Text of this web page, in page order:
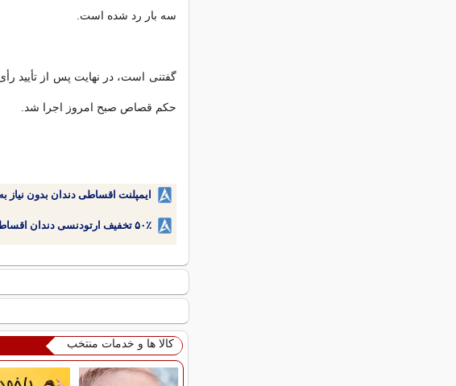
سه بار رد شده است.
گفتنی است، در نهایت پس از تأیید
حکم قصاص صبح امروز اجرا شد.
ایمپلنت اقساطی دندان بدون
۵۰٪ تخفیف ارتودنسی دندان اقساطی بدون نیاز به چک یا سفته!
کالا ها و خدمات منتخب